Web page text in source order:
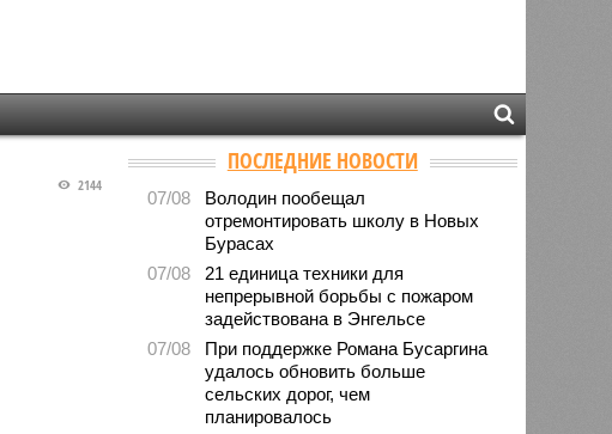
2144
ПОСЛЕДНИЕ НОВОСТИ
07/08
Володин пообещал
отремонтировать школу в Новых
Бурасах
07/08
21 единица техники для
непрерывной борьбы с пожаром
задействована в Энгельсе
07/08
При поддержке Романа Бусаргина
удалось обновить больше
сельских дорог, чем
планировалось